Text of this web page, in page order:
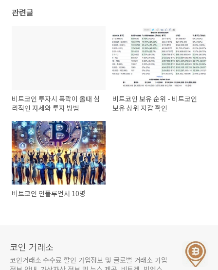
관련글
비트코인 투자시 폭락이 올때 심
리적인 자세와 투자 방법
비트코인 보유 순위 - 비트코인
보유 상위 지갑 확인
비트코인 인플루언서 10명
코인 거래소
코인거래소 수수료 할인 가입정보 및 글로벌 거래소 가입